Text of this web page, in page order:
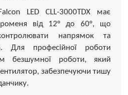
LED CLL-3000TDX має
від 12° до 60°, що
напрямок та
Для професійної роботи
безшумної роботи, який
забезпечуючи тишу